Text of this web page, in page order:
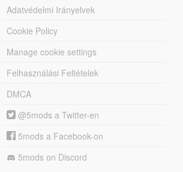
Adatvédelmi Irányelvek
Cookie Policy
Manage cookie settings
Felhasználási Feltételek
DMCA
@5mods a Twitter-en
5mods a Facebook-on
5mods on Discord